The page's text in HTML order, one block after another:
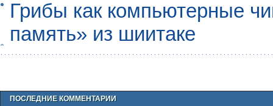
Грибы как компьютерные
память» из шиитаке
ПОСЛЕДНИЕ КОММЕНТАРИИ